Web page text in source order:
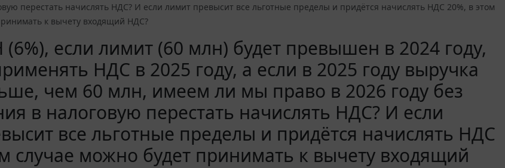
перестать начислять НДС? И если лимит превысит все льготные пределы и придётся начислять НДС 20%, в этом
к вычету входящий НДС?
если лимит (60 млн) будет превышен в 2024 году,
НДС в 2025 году, а если в 2025 году выручка
чем 60 млн, имеем ли мы право в 2026 году без
в налоговую перестать начислять НДС? И если
все льготные пределы и придётся начислять НДС
случае можно будет принимать к вычету входящий